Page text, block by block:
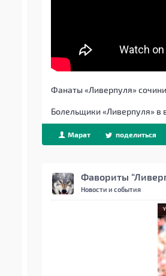
Фанаты «Ливерпуля»
Болельщики «Ливерпуля» в
Марат поделиться
Фавориты
Новости и события